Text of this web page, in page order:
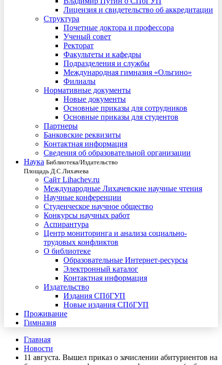
Лицензия и свидетельство об аккредитации
Структура
Почетные доктора и профессора
Ученый совет
Ректорат
Факультеты и кафедры
Подразделения и службы
Международная гимназия «Ольгино»
Филиалы
Нормативные документы
Новые документы
Основные приказы для сотрудников
Основные приказы для студентов
Партнеры
Банковские реквизиты
Контактная информация
Сведения об образовательной организации
Наука Библиотека/Издательство
Площадь Д.С.Лихачева
Сайт Lihachev.ru
Международные Лихачевские научные чтения
Научные конференции
Студенческое научное общество
Конкурсы научных работ
Аспирантура
Центр мониторинга и анализа социально-
трудовых конфликтов
О библиотеке
Образовательные Интернет-ресурсы
Электронный каталог
Контактная информация
Издательство
Издания СПбГУП
Новые издания СПбГУП
Проживание
Гимназия
Главная
Новости
11 августа. Вышел приказ о зачислении абитуриентов на